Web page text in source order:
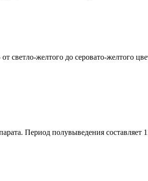
светло-желтого до серовато-желтого
Период полувыведения составляет